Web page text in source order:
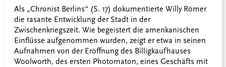
Als „Chronist Berlins“ (S. 17) dokumentierte Willy Römer
die rasante Entwicklung der Stadt in der
Zwischenkriegszeit. Wie begeistert die amerikanischen
Einflüsse aufgenommen wurden, zeigt er etwa in seinen
Aufnahmen von der Eröffnung des Billigkaufhauses
Woolworth, des ersten Photomaton, eines Geschäfts mit